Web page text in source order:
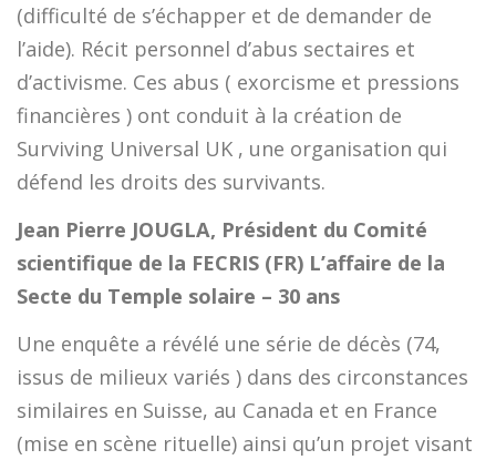
(difficulté de s’échapper et de demander de
l’aide). Récit personnel d’abus sectaires et
d’activisme. Ces abus ( exorcisme et pressions
financières ) ont conduit à la création de
Surviving Universal UK , une organisation qui
défend les droits des survivants.
Jean Pierre JOUGLA, Président du Comité
scientifique de la FECRIS (FR) L’affaire de la
Secte du Temple solaire – 30 ans
Une enquête a révélé une série de décès (74,
issus de milieux variés ) dans des circonstances
similaires en Suisse, au Canada et en France
(mise en scène rituelle) ainsi qu’un projet visant